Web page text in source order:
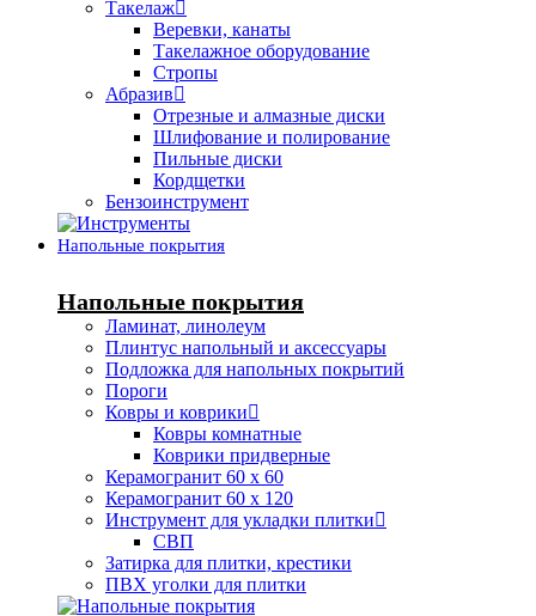
Такелаж
Веревки, канаты
Такелажное оборудование
Стропы
Абразив
Отрезные и алмазные диски
Шлифование и полирование
Пильные диски
Кордщетки
Бензоинструмент
Напольные покрытия
Напольные покрытия
Ламинат, линолеум
Плинтус напольный и аксессуары
Подложка для напольных покрытий
Пороги
Ковры и коврики
Ковры комнатные
Коврики придверные
Керамогранит 60 х 60
Керамогранит 60 х 120
Инструмент для укладки плитки
СВП
Затирка для плитки, крестики
ПВХ уголки для плитки